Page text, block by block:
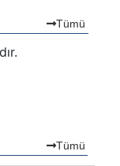
Tümü
Tümü